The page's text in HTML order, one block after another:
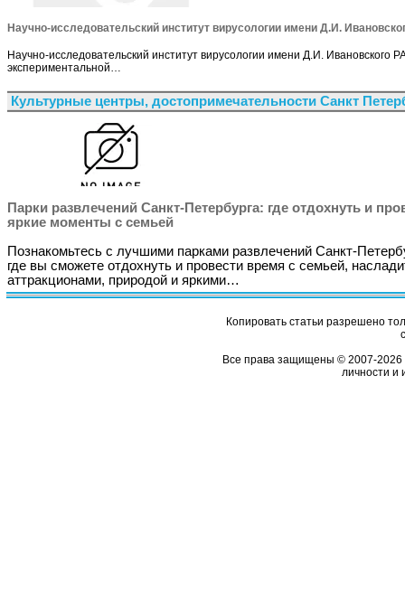
Научно-исследовательский институт вирусологии имени Д.И.
Научно-исследовательский институт вирусологии имени Д.И.
экспериментальной…
Культурные центры, достопримечательности Санкт
Парки развлечений Санкт-Петербурга: где отдохнуть и
яркие моменты с семьей
Познакомьтесь с лучшими парками развлечений Санкт-
где вы сможете отдохнуть и провести время с семьей,
аттракционами, природой и яркими…
Копировать статьи разрешено
Все права защищены © 2007-2026
личности и